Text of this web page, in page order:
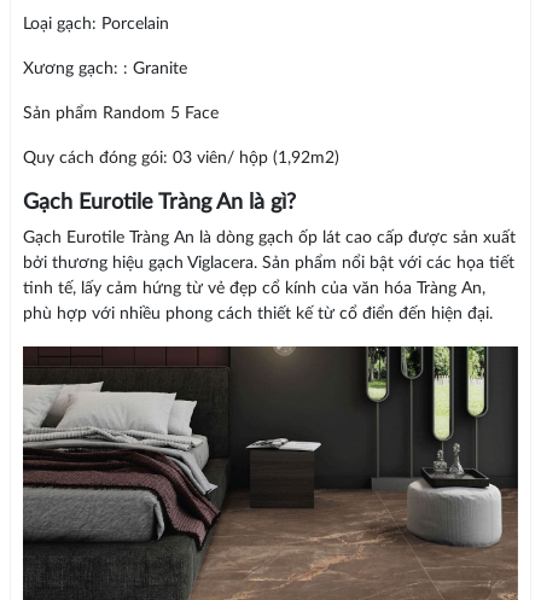
Loại gạch: Porcelain
Xương gạch: : Granite
Sản phẩm Random 5 Face
Quy cách đóng gói: 03 viên/ hộp (1,92m2)
Gạch Eurotile Tràng An là gì?
Gạch Eurotile Tràng An là dòng gạch ốp lát cao cấp được sản xuất
bởi thương hiệu gạch Viglacera. Sản phẩm nổi bật với các họa tiết
tinh tế, lấy cảm hứng từ vẻ đẹp cổ kính của văn hóa Tràng An,
phù hợp với nhiều phong cách thiết kế từ cổ điển đến hiện đại.